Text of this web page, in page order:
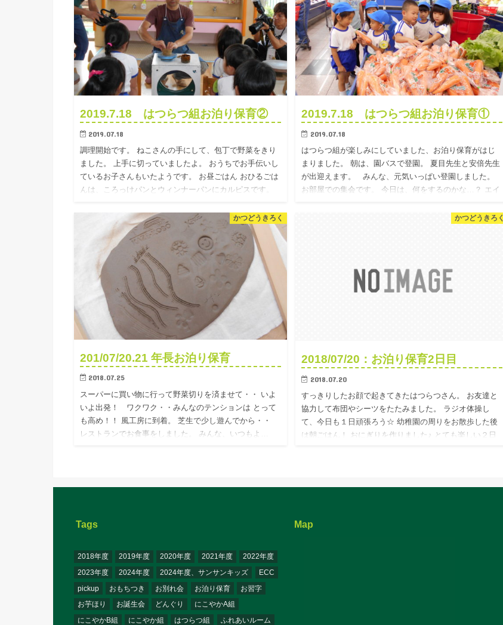
2019.7.18 はつらつ組お泊り保育②
2019.07.18
調理開始です。 ねこさんの手にして、包丁で野菜をきり
ました。 上手に切っていましたよ。 おうちでお手伝いし
ているお子さんもいたようです。 お昼ごはん おひるごは
んは、ころっけパンとウィンナーパンにカルピスです。
2019.7.18 はつらつ組お泊り保育①
2019.07.18
はつらつ組が楽しみにしていました、お泊り保育がはじ
まりました。 朝は、園バスで登園。 夏目先生と安倍先生
が出迎えます。 みんな、元気いっぱい登園しました。
お部屋での集会です。 今日は、何をするのかな…？ エイ
かつどうきろく
201/07/20.21 年長お泊り保育
2018.07.25
スーパーに買い物に行って野菜切りを済ませて・・ いよ
いよ出発！ ワクワク・・みんなのテンションは とって
も高め！！ 風工房に到着。 芝生で少し遊んでから・・
レストランでお食事をしました。 みんな、いつもよ…
かつどうきろく
2018/07/20：お泊り保育2日目
2018.07.20
すっきりしたお顔で起きてきたはつらつさん。 お友達と
協力して布団やシーツをたたみました。 ラジオ体操し
て、今日も１日頑張ろう☆ 幼稚園の周りをお散歩した後
は朝ごはん！ おにぎりを作りました♪ とても楽しい２日
Tags
2018年度 2019年度 2020年度 2021年度
2022年度
2023年度
2024年度 2024年度、サンサンキッズ
ECC
pickup
おもちつき お別れ会 お泊り保育
お習字
お芋ほり
お誕生会 どんぐり
にこやかA組
にこやかB組
にこやか組 はつらつ組 ふれあいルーム
Map